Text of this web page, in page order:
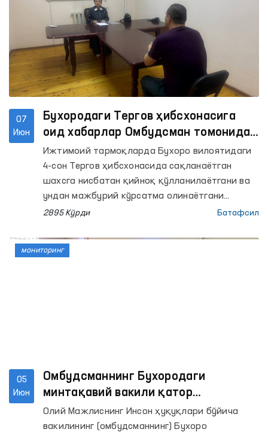
800 нафардан ортиқ ўқувчи қамраб олинди.
07
Июн
Бухородаги Тергов ҳибсхонасига
оид хабарлар Омбудсман томонидан
ўрганилди
Ижтимоий тармоқларда Бухоро вилоятидаги
4-сон Тергов ҳибсхонасида сақланаётган
шахсга нисбатан қийноқ қўлланилаётгани ва
ундан мажбурий кўрсатма олинаётгани
ҳақида хабарлар тарқалди.
2895 Кўрди Батафсил
05
Июн
Омбудсманнинг Бухородаги
минтақавий вакили қатор
муассасаларда мониторинг ўтказди
Олий Мажлиснинг Инсон ҳуқуқлари бўйича
вакилининг (омбудсманнинг) Бухоро
мониторинг